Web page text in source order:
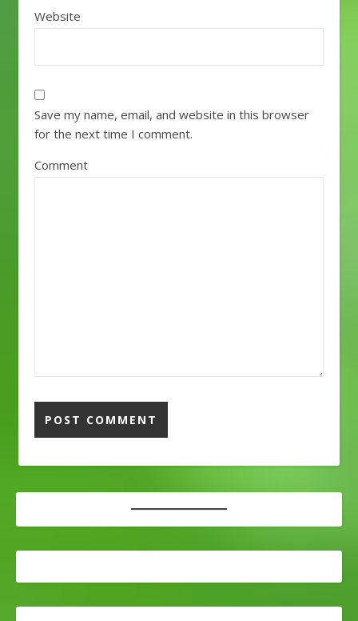
Website
Save my name, email, and website in this browser
for the next time I comment.
Comment